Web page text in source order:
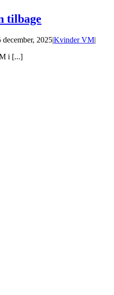
tilbage
december, 2025|Kvinder VM|
i [...]